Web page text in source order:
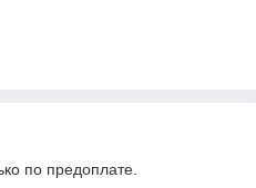
по предоплате.